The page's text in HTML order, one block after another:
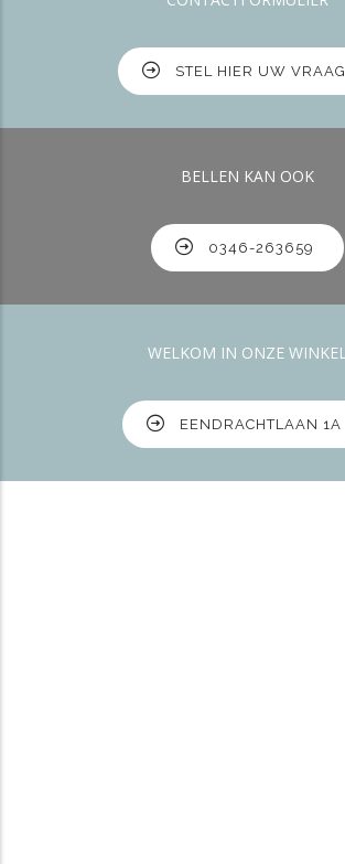
STEL HIER UW VRAAG
BELLEN KAN OOK
0346-263659
WELKOM IN ONZE WINKEL
EENDRACHTLAAN 1A